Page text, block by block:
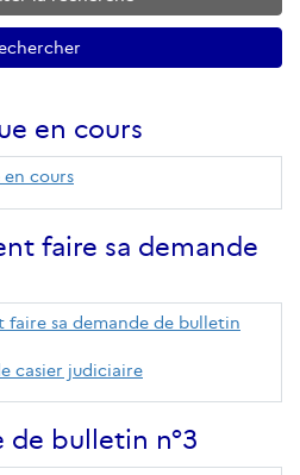
en cours
cours
faire sa demande
faire sa demande de bulletin
casier judiciaire
de bulletin n°3